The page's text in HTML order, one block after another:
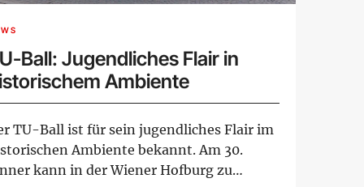
Ball: Jugendliches Flair in
Ambiente
TU-Ball ist für sein jugendliches Flair im
Ambiente bekannt. Am 30.
kann in der Wiener Hofburg zu